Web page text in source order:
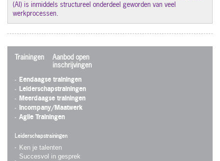
(AI) is inmiddels structureel onderdeel geworden van veel
werkprocessen.
Trainingen
Aanbod open
inschrijvingen
Eendaagse trainingen
Leiderschapstrainingen
Meerdaagse trainingen
Incompany/Maatwerk
Agile Trainingen
Leiderschapstrainingen
Ken je talenten
Succesvol in gesprek